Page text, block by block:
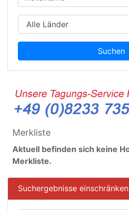
Suchen
Merkliste
Aktuell befinden sich keine
Merkliste.
Suchergebnisse einschränken